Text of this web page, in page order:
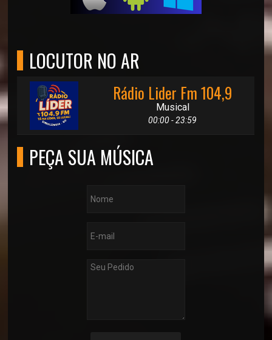
LOCUTOR NO AR
Rádio Lider Fm 104,9
Musical
00:00 - 23:59
PEÇA SUA MÚSICA